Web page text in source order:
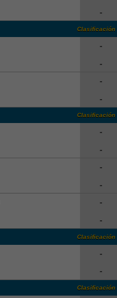
-
Clasificación
-
-
-
-
Clasificación
-
-
-
-
-
-
Clasificación
-
-
Clasificación